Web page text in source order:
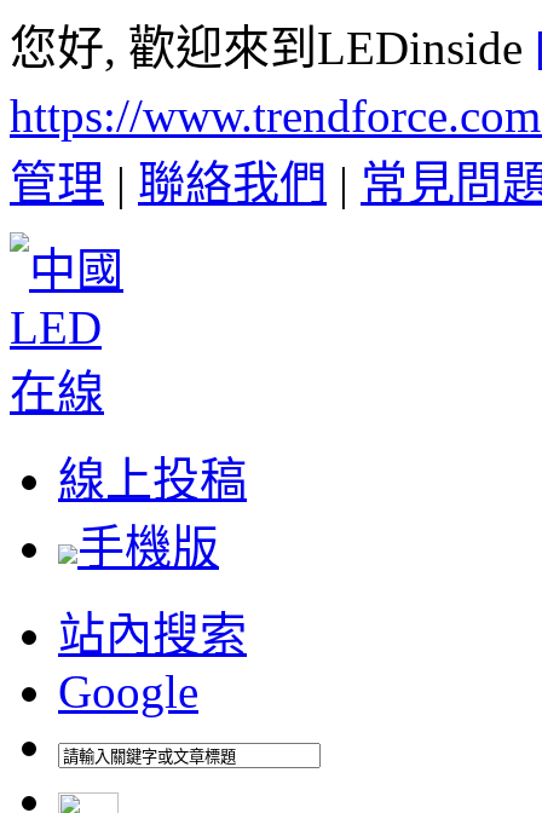
您好, 歡迎來到LEDinside
https://
管理 | 聯絡我們 | 常見問
線上投稿
手機版
站內搜索
Google